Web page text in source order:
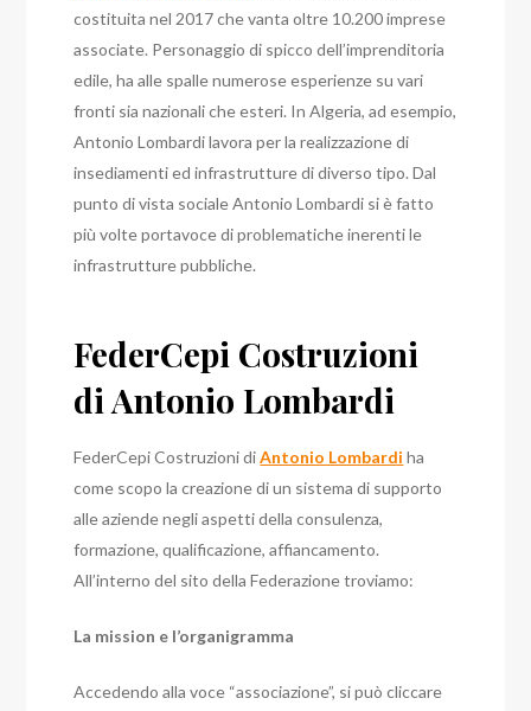
costituita nel 2017 che vanta oltre 10.200 imprese
associate. Personaggio di spicco dell’imprenditoria
edile, ha alle spalle numerose esperienze su vari
fronti sia nazionali che esteri. In Algeria, ad esempio,
Antonio Lombardi lavora per la realizzazione di
insediamenti ed infrastrutture di diverso tipo. Dal
punto di vista sociale Antonio Lombardi si è fatto
più volte portavoce di problematiche inerenti le
infrastrutture pubbliche.
FederCepi Costruzioni
di Antonio Lombardi
FederCepi Costruzioni diAntonio Lombardi ha
come scopo la creazione di un sistema di supporto
alle aziende negli aspetti della consulenza,
formazione, qualificazione, affiancamento.
All’interno del sito della Federazione troviamo:
La mission e l’organigramma
Accedendo alla voce “associazione”, si può cliccare